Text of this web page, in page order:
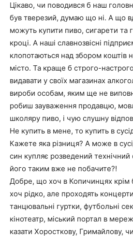
Цікаво, чи поводився б наш
був тверезий, думаю що ні. А що
можуть купити пиво, сигарети та
кроці. А наші славнозвісні
клопотаються над збором коштів
місто. Та краще б строго-
видавати у своїх магазинах
вироби особам, яким ще не
робиш зауваження продавцю,
школяру пиво, і чую слушну
Не купить в мене, то купить в
Кажете яка різниця? А може в
син купляє розведений технічний
його таким вже не побачите?!
Добре, що хоч в Копичинцях крім
хоч рідко, але проходять
танцювальні гуртки, футбольні
кінотеатр, міський портал в
казати Хоросткову, Гримайлову,